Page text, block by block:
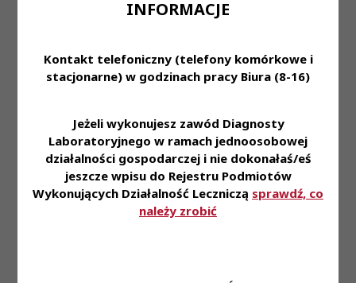
INFORMACJE
Kontakt telefoniczny (telefony komórkowe i
stacjonarne) w godzinach pracy Biura (8-16)
Jeżeli wykonujesz zawód Diagnosty
Laboratoryjnego w ramach jednoosobowej
działalności gospodarczej i nie dokonałaś/eś
jeszcze wpisu do Rejestru Podmiotów
Wykonujących Działalność Leczniczą sprawdź, co
należy zrobić
Uchwały od Nr 210/1-P/IV/2018
w sprawie skreślenia z listy
diagnostów laboratoryjnych;
Kadencja
IV
Posiedzenie
XLVII
Prezydium Krajowej Rady
Diagnostów Laboratoryjnych
z dnia 13 września 2018 r.
w sprawie zmiany uchwały Nr
54-P/II/2009 z dnia 19 czerwca
2009 roku Prezydium Krajowej
Uchwały
PKRDL -